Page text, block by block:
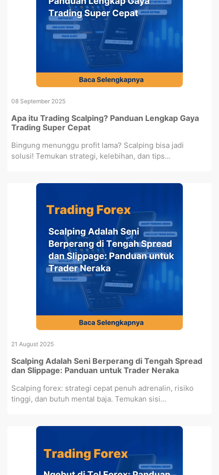
08 September 2025
Apa itu Trading Scalping? Panduan Lengkap Gaya
Trading Super Cepat
Bingung menunggu profit lama? Scalping bisa jadi
solusi! Temukan strategi, kelebihan, dan tips...
21 August 2025
Scalping Adalah Seni Berperang di Tengah Spread
dan Slippage: Panduan untuk Trader Neraka
Scalping forex: strategi cepat penuh adrenalin, risiko
tinggi, dan butuh mental baja. Temukan sisi...